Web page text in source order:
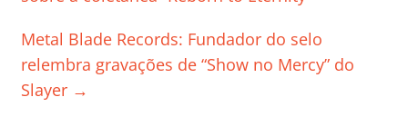
o
k
p a
ss
k h
ar
Metal Blade Records: Fundador do selo
relembra gravações de “Show no Mercy” do
Slayer →